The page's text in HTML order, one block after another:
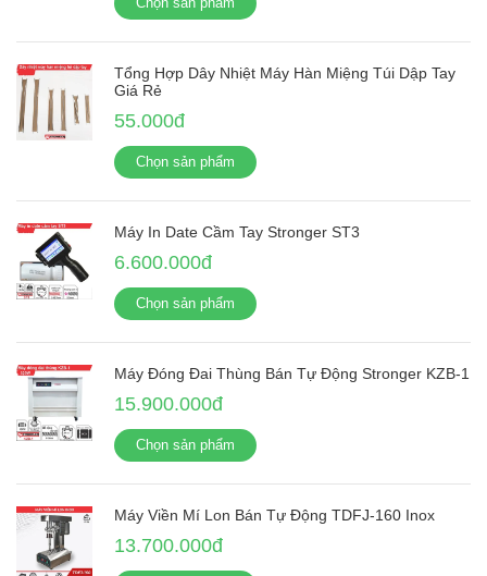
Tổng Hợp Dây Nhiệt Máy Hàn Miệng Túi Dập Tay
Giá Rẻ
55.000đ
Chọn sản phẩm
Máy In Date Cầm Tay Stronger ST3
6.600.000đ
Chọn sản phẩm
Máy Đóng Đai Thùng Bán Tự Động Stronger KZB-1
15.900.000đ
Chọn sản phẩm
Máy Viền Mí Lon Bán Tự Động TDFJ-160 Inox
13.700.000đ